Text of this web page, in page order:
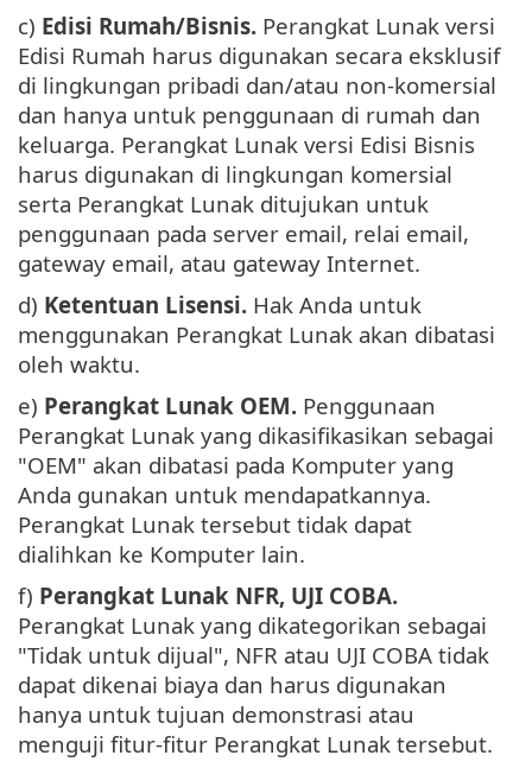
c) Edisi Rumah/Bisnis. Perangkat Lunak versi
Edisi Rumah harus digunakan secara eksklusif
di lingkungan pribadi dan/atau non-komersial
dan hanya untuk penggunaan di rumah dan
keluarga. Perangkat Lunak versi Edisi Bisnis
harus digunakan di lingkungan komersial
serta Perangkat Lunak ditujukan untuk
penggunaan pada server email, relai email,
gateway email, atau gateway Internet.
d) Ketentuan Lisensi. Hak Anda untuk
menggunakan Perangkat Lunak akan dibatasi
oleh waktu.
e) Perangkat Lunak OEM. Penggunaan
Perangkat Lunak yang dikasifikasikan sebagai
"OEM" akan dibatasi pada Komputer yang
Anda gunakan untuk mendapatkannya.
Perangkat Lunak tersebut tidak dapat
dialihkan ke Komputer lain.
f) Perangkat Lunak NFR, UJI COBA.
Perangkat Lunak yang dikategorikan sebagai
"Tidak untuk dijual", NFR atau UJI COBA tidak
dapat dikenai biaya dan harus digunakan
hanya untuk tujuan demonstrasi atau
menguji fitur-fitur Perangkat Lunak tersebut.